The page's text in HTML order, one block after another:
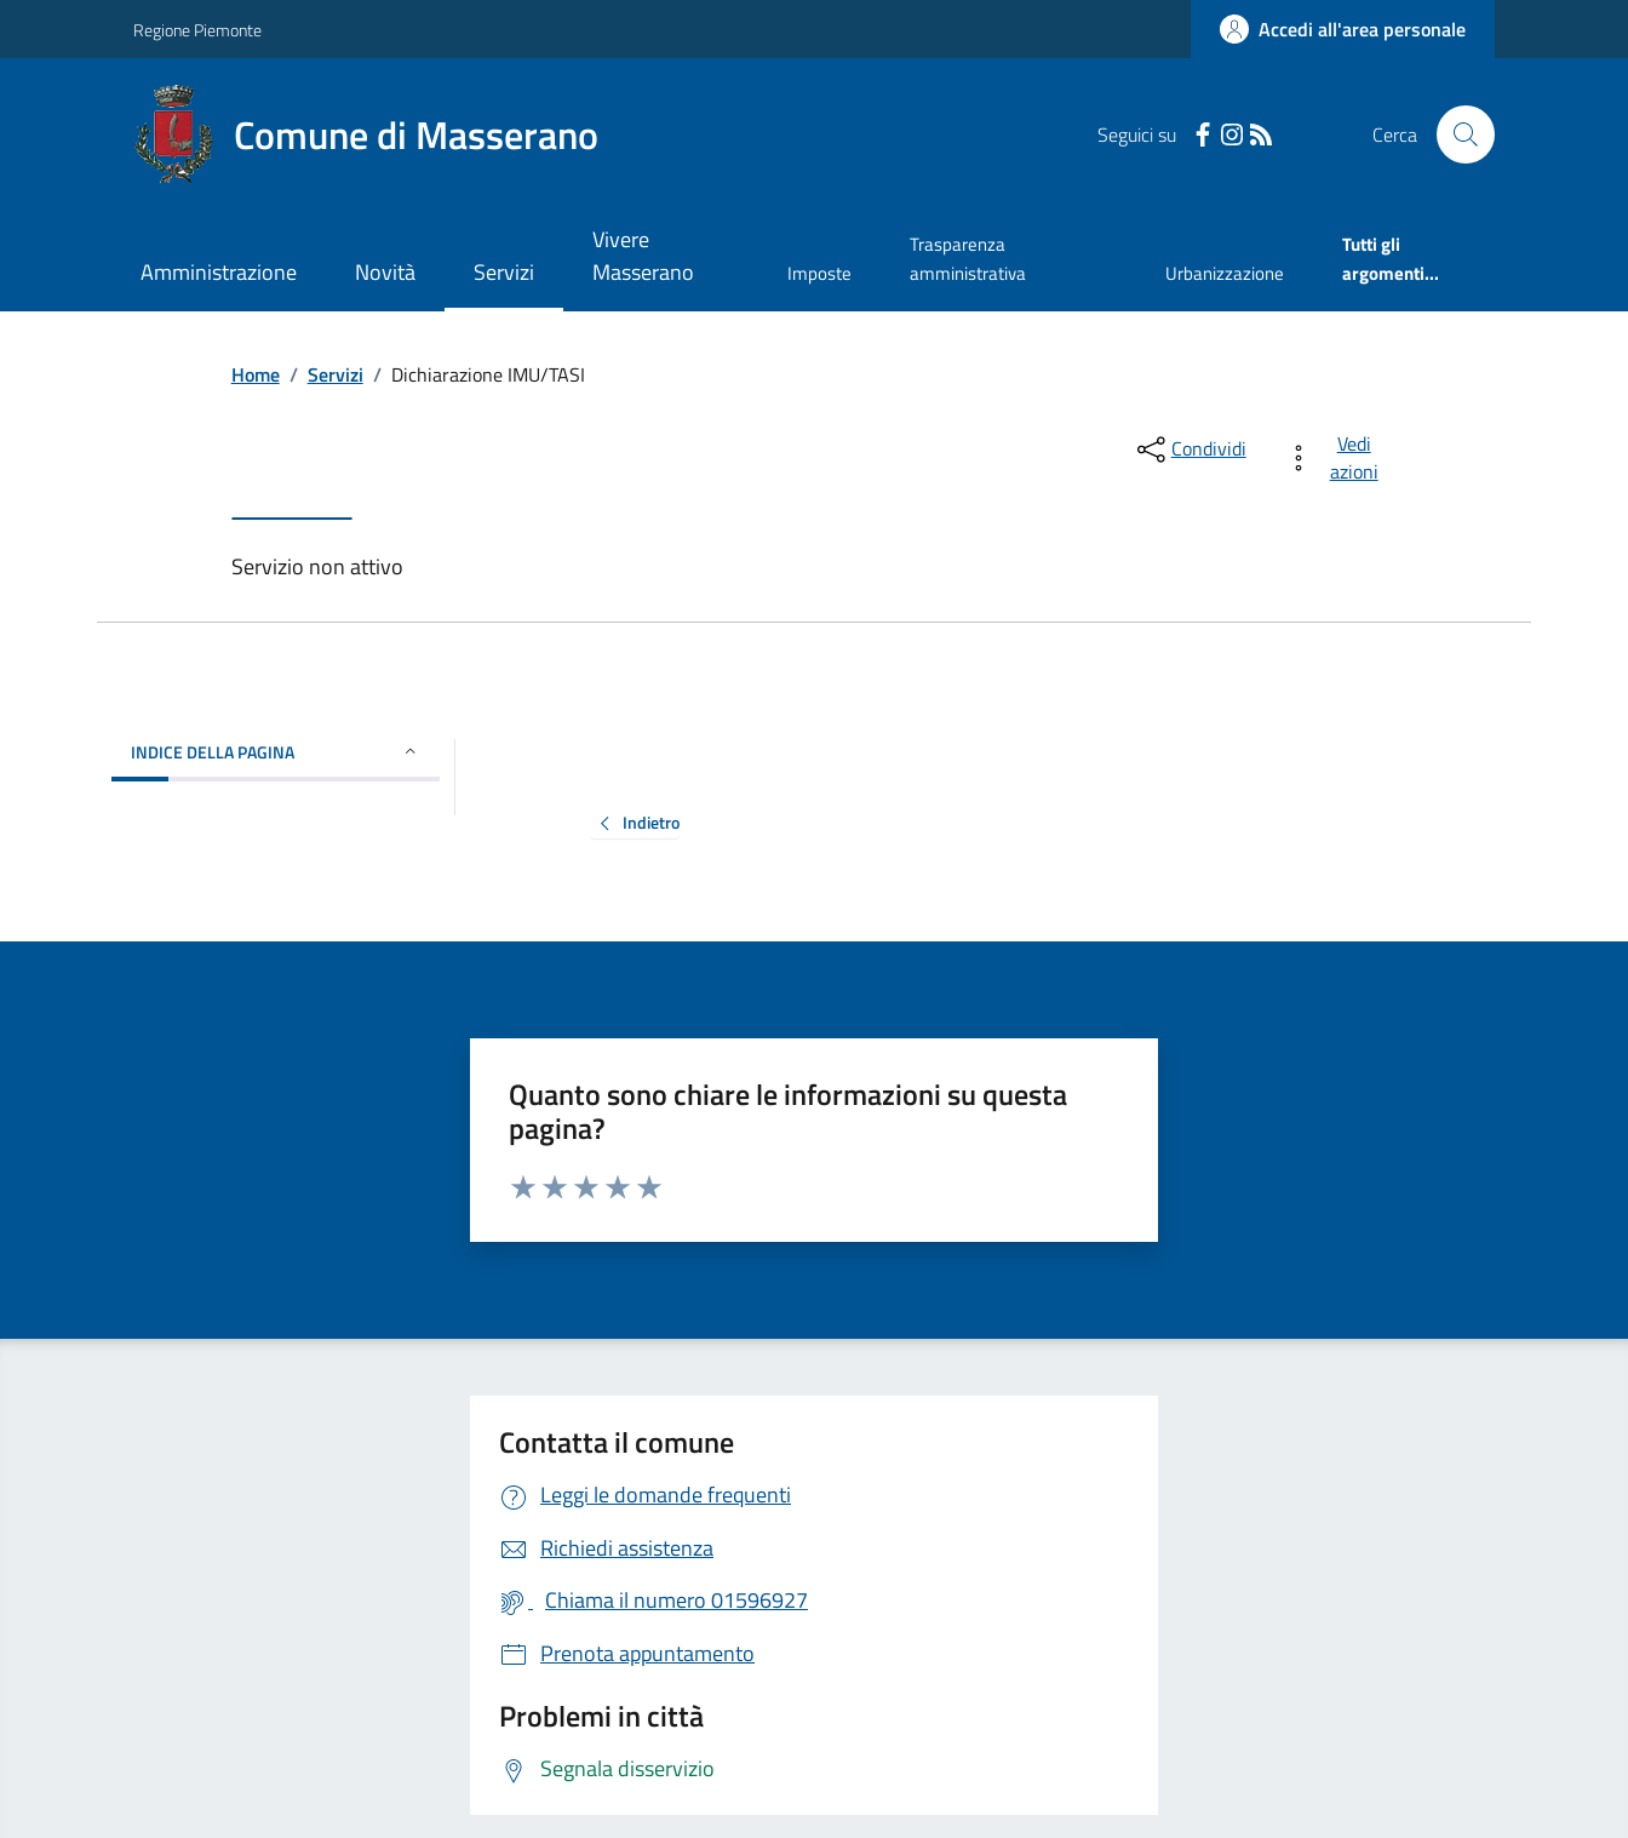
Regione Piemonte Accedi all'area personale
Comune di Masserano Seguici su Cerca
Amministrazione Novità Servizi
Vivere
Masserano
Imposte
Trasparenza
amministrativa
Urbanizzazione
Tutti gli
argomenti...
Home / Servizi / Dichiarazione IMU/TASI
Servizio non attivo
Condividi
Vedi
azioni
INDICE DELLA PAGINA
Indietro
Quanto sono chiare le informazioni su questa
pagina?
Valuta da 1 a 5 stelle la pagina
Contatta il comune
Leggi le domande frequenti
Richiedi assistenza
Chiama il numero 01596927
Prenota appuntamento
Problemi in città
Segnala disservizio